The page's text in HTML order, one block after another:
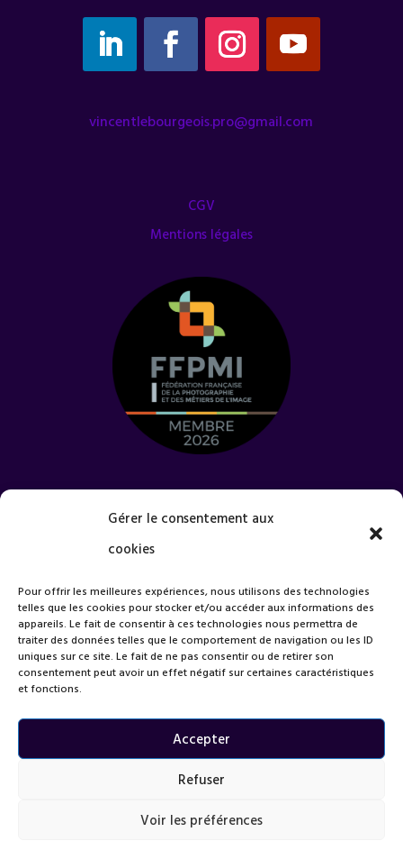
Gérer le consentement aux
cookies
Pour offrir les meilleures expériences, nous utilisons des technologies
telles que les cookies pour stocker et/ou accéder aux informations des
appareils. Le fait de consentir à ces technologies nous permettra de
traiter des données telles que le comportement de navigation ou les ID
uniques sur ce site. Le fait de ne pas consentir ou de retirer son
consentement peut avoir un effet négatif sur certaines caractéristiques
et fonctions.
Accepter
Refuser
Voir les préférences
vincentlebourgeois.pro@gmail.com
CGV
Mentions légales
Quel est votre projet ?
4 + 7=